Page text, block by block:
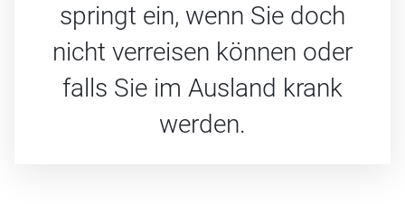
springt ein, wenn Sie doch
nicht verreisen können oder
falls Sie im Ausland krank
werden.